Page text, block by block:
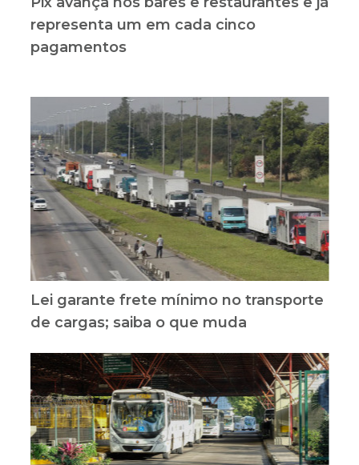
representa um em cada cinco
pagamentos
Lei garante frete mínimo no transporte
de cargas; saiba o que muda